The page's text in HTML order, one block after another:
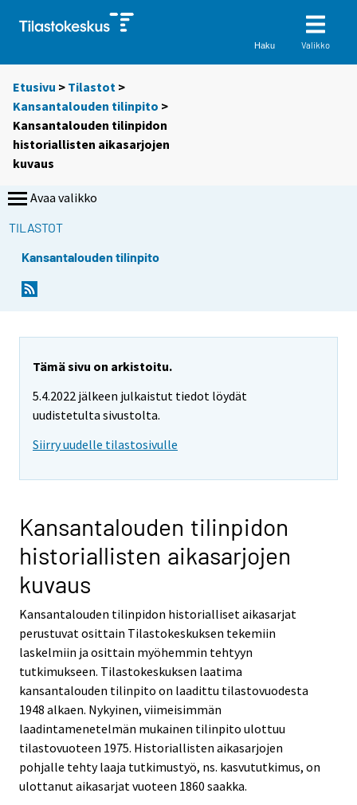
Haku Valikko
Etusivu > Tilastot >
Kansantalouden tilinpito >
Kansantalouden tilinpidon
historiallisten aikasarjojen
kuvaus
Avaa valikko
TILASTOT
Kansantalouden tilinpito
Tämä sivu on arkistoitu.
5.4.2022 jälkeen julkaistut tiedot löydät
uudistetulta sivustolta.
Siirry uudelle tilastosivulle
Kansantalouden tilinpidon
historiallisten aikasarjojen
kuvaus
Kansantalouden tilinpidon historialliset aikasarjat
perustuvat osittain Tilastokeskuksen tekemiin
laskelmiin ja osittain myöhemmin tehtyyn
tutkimukseen. Tilastokeskuksen laatima
kansantalouden tilinpito on laadittu tilastovuodesta
1948 alkaen. Nykyinen, viimeisimmän
laadintamenetelmän mukainen tilinpito ulottuu
tilastovuoteen 1975. Historiallisten aikasarjojen
pohjalle tehty laaja tutkimustyö, ns. kasvututkimus, on
ulottanut aikasarjat vuoteen 1860 saakka.